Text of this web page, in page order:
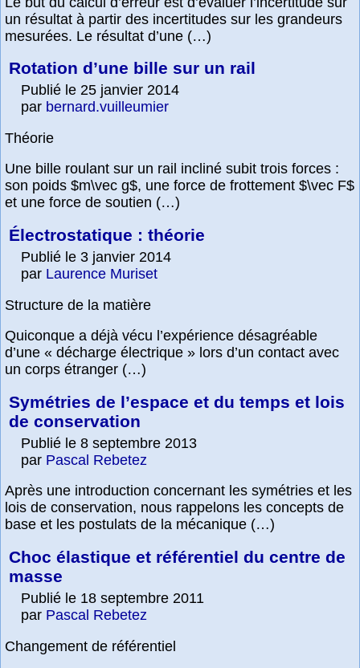
un résultat à partir des incertitudes sur les grandeurs
mesurées. Le résultat d’une (…)
Rotation d’une bille sur un rail
Publié le 25 janvier 2014
par bernard.vuilleumier
Théorie
Une bille roulant sur un rail incliné subit trois forces :
son poids $m\vec g$, une force de frottement $\vec F$
et une force de soutien (…)
Électrostatique : théorie
Publié le 3 janvier 2014
par Laurence Muriset
Structure de la matière
Quiconque a déjà vécu l’expérience désagréable
d’une « décharge électrique » lors d’un contact avec
un corps étranger (…)
Symétries de l’espace et du temps et lois
de conservation
Publié le 8 septembre 2013
par Pascal Rebetez
Après une introduction concernant les symétries et les
lois de conservation, nous rappelons les concepts de
base et les postulats de la mécanique (…)
Choc élastique et référentiel du centre de
masse
Publié le 18 septembre 2011
par Pascal Rebetez
Changement de référentiel